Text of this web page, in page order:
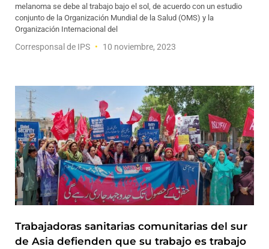
melanoma se debe al trabajo bajo el sol, de acuerdo con un estudio
conjunto de la Organización Mundial de la Salud (OMS) y la
Organización Internacional del
Corresponsal de IPS 10 noviembre, 2023
Trabajadoras sanitarias comunitarias del sur
de Asia defienden que su trabajo es trabajo